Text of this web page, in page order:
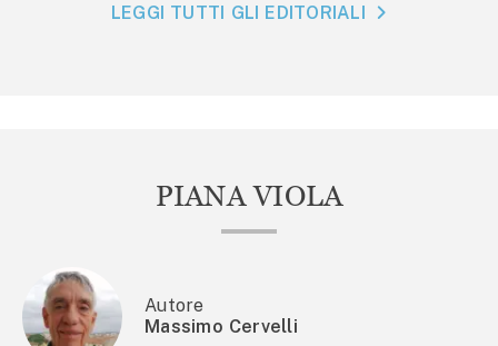
LEGGI TUTTI GLI EDITORIALI
PIANA VIOLA
Autore
Massimo Cervelli